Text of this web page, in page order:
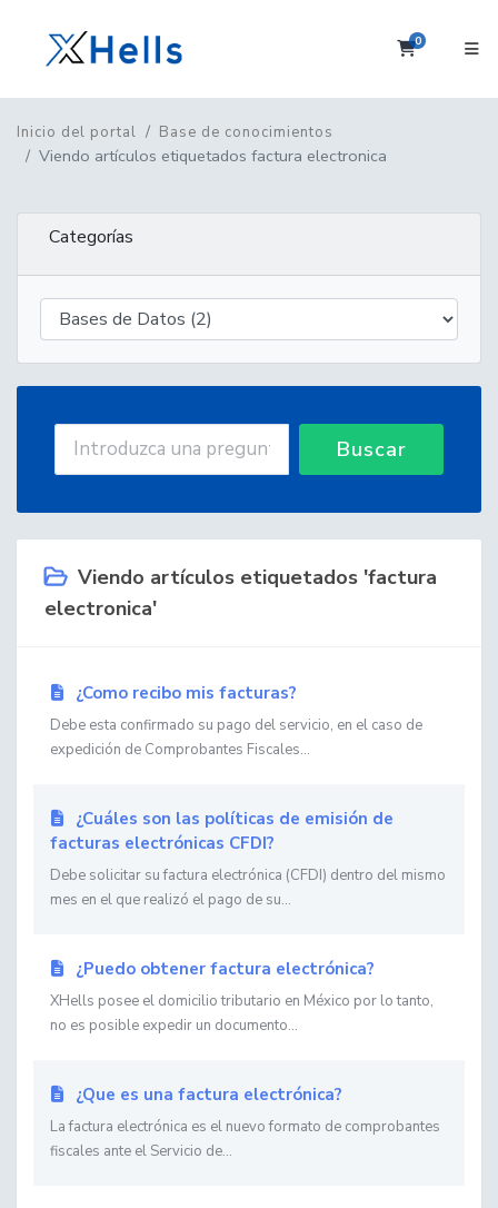
0Carrito
Inicio del portal Base de conocimientos
Viendo artículos etiquetados factura electronica
Categorías
Buscar
Viendo artículos etiquetados 'factura
electronica'
¿Como recibo mis facturas?
Debe esta confirmado su pago del servicio, en el caso de
expedición de Comprobantes Fiscales...
¿Cuáles son las políticas de emisión de
facturas electrónicas CFDI?
Debe solicitar su factura electrónica (CFDI) dentro del mismo
mes en el que realizó el pago de su...
¿Puedo obtener factura electrónica?
XHells posee el domicilio tributario en México por lo tanto,
no es posible expedir un documento...
¿Que es una factura electrónica?
La factura electrónica es el nuevo formato de comprobantes
fiscales ante el Servicio de...